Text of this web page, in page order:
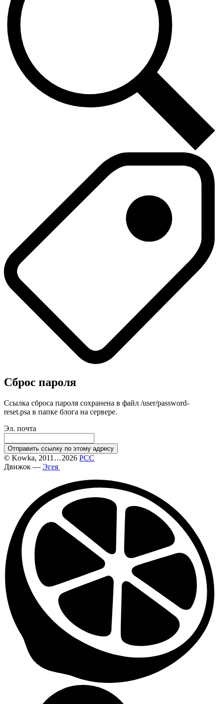
Сброс пароля
Ссылка сброса пароля сохранена в файл /user/password-
reset.psa в папке блога на сервере.
Эл. почта
Отправить ссылку по этому адресу
© Kowka, 2011 ...2026РСС
Движок — Эгея